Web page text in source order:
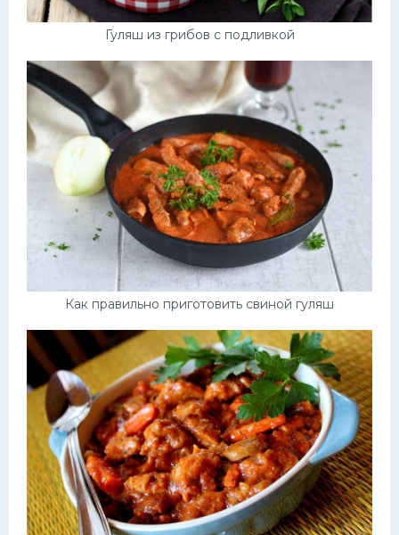
Гуляш из грибов с подливкой
Как правильно приготовить свиной гуляш